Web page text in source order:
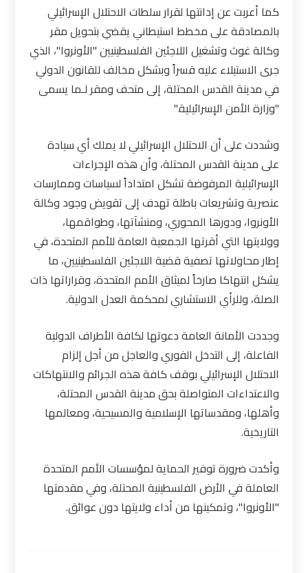
كما أعربت عن إدانتها لقرار سلطات الاحتلال الإسرائيلي
بالمصادقة على مخطط استيطاني يقضي بتحويل مقر
وكالة غوث وتشغيل اللاجئين الفلسطينيين "الأونروا"، الذي
جرى الاستيلاء عليه قسراً وبشكل مخالف للقانون الدولي
في مدينة القدس المحتلة، إلى متحف ومقر لـما يسمى
"وزارة الأمن الإسرائيلية".
وشددت على أن الاحتلال الإسرائيلي لا يملك أي سيادة
على مدينة القدس المحتلة، وأن هذه الإجراءات
الإسرائيلية المرفوضة تشكل امتداداً لسياسات وممارسات
عنصرية وتشريعات باطلة تهدف إلى تقويض وجود وكالة
الأونروا، ودورها المحوري، ومنشآتها، وطواقمها،
وولايتها التي أقرتها الجمعية العامة للأمم المتحدة، في
إطار محاولاتها تصفية قضية اللاجئين الفلسطينيين، ما
يشكل انتهاكا صارخاً لميثاق الأمم المتحدة، وقراراتها ذات
الصلة، وللرأي الاستشاري لمحكمة العدل الدولية.
وجددت الأمانة العامة دعوتها لكافة الأطراف الدولية
الفاعلة، إلى التدخل الفوري والعاجل من أجل إلزام
الاحتلال الإسرائيلي بوقف كافة هذه الجرائم والانتهاكات
والاعتداءات المتواصلة بحق مدينة القدس المحتلة،
وأهلها، ومقدساتها الإسلامية والمسيحية، ومعالمها
التاريخية.
وأكدت ضرورة توفير الحماية لمؤسسات الأمم المتحدة
العاملة في الأرض الفلسطينية المحتلة، وفي مقدمتها
"الأونروا"، وتمكينها من أداء ولايتها دون عوائق.